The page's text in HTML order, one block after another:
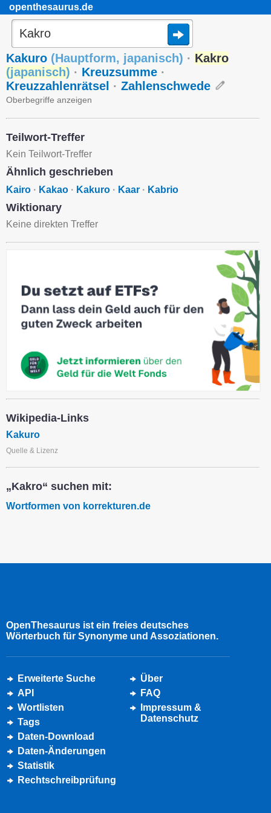
openthesaurus.de
Kakuro (Hauptform, japanisch) · Kakro
(japanisch) · Kreuzsumme ·
Kreuzzahlenrätsel · Zahlenschwede
Oberbegriffe anzeigen
Teilwort-Treffer
Kein Teilwort-Treffer
Ähnlich geschrieben
Kairo · Kakao · Kakuro · Kaar · Kabrio
Wiktionary
Keine direkten Treffer
Wikipedia-Links
Kakuro
Quelle & Lizenz
„Kakro“ suchen mit:
Wortformen von korrekturen.de
OpenThesaurus ist ein freies deutsches
Wörterbuch für Synonyme und Assoziationen.
Erweiterte Suche
API
Wortlisten
Tags
Daten-Download
Daten-Änderungen
Statistik
Rechtschreibprüfung
Über
FAQ
Impressum &
Datenschutz